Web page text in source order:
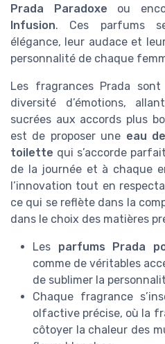
Prada Paradoxe ou
Infusion. Ces parfums
élégance, leur audace et
personnalité de chaque
Les fragrances Prada
diversité d’émotions,
sucrées aux accords plus
est de proposer une eau
toilette qui s’accorde
de la journée et à chaque
l’innovation tout en
ce qui se reflète dans la
dans le choix des matières
Les parfums Prada
comme de véritables
de sublimer la
Chaque fragrance
olfactive précise, où la
côtoyer la chaleur des